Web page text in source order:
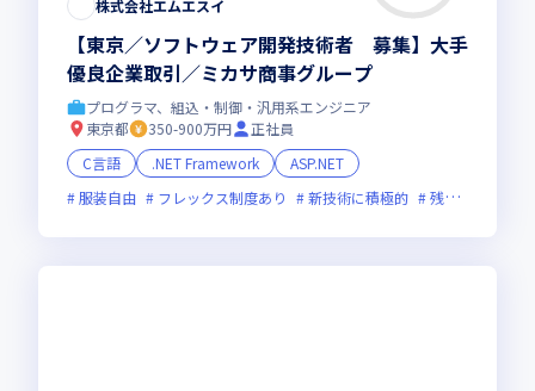
株式会社エムエスイ
【東京／ソフトウェア開発技術者 募集】大手
優良企業取引／ミカサ商事グループ
プログラマ、組込・制御・汎用系エンジニア
東京都
350-900万円
正社員
C言語
.NET Framework
ASP.NET
服装自由
フレックス制度あり 新技術に積極的 残業月20時間未満